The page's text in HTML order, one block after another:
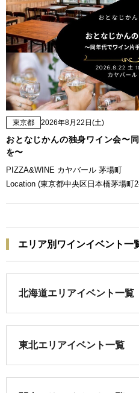
東京都 2026年8月22日(土)
おとなじかんの独身ワイン会〜
を〜
PIZZA&WINE カヤバール 茅場町
Location (東京都中央区日本橋茅場町
エリア別ワインイベント一
北海道エリアイベント一覧
東北エリアイベント一覧